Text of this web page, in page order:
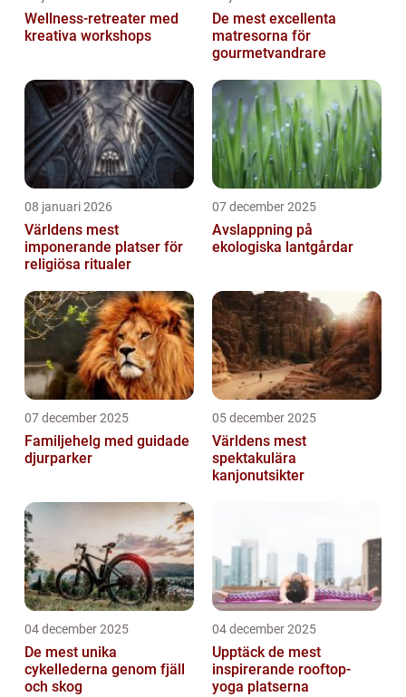
Wellness-retreater med
kreativa workshops
De mest excellenta
matresorna för
gourmetvandrare
08 januari 2026
Världens mest
imponerande platser för
religiösa ritualer
07 december 2025
Avslappning på
ekologiska lantgårdar
07 december 2025
Familjehelg med guidade
djurparker
05 december 2025
Världens mest
spektakulära
kanjonutsikter
04 december 2025
De mest unika
cykellederna genom fjäll
och skog
04 december 2025
Upptäck de mest
inspirerande rooftop-
yoga platserna